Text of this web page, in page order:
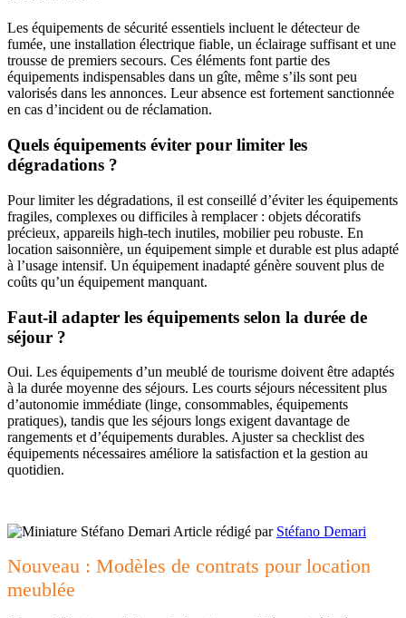
Les équipements de sécurité essentiels incluent le détecteur de
fumée, une installation électrique fiable, un éclairage suffisant et une
trousse de premiers secours. Ces éléments font partie des
équipements indispensables dans un gîte, même s’ils sont peu
valorisés dans les annonces. Leur absence est fortement sanctionnée
en cas d’incident ou de réclamation.
Quels équipements éviter pour limiter les
dégradations ?
Pour limiter les dégradations, il est conseillé d’éviter les équipements
fragiles, complexes ou difficiles à remplacer : objets décoratifs
précieux, appareils high-tech inutiles, mobilier peu robuste. En
location saisonnière, un équipement simple et durable est plus adapté
à l’usage intensif. Un équipement inadapté génère souvent plus de
coûts qu’un équipement manquant.
Faut-il adapter les équipements selon la durée de
séjour ?
Oui. Les équipements d’un meublé de tourisme doivent être adaptés
à la durée moyenne des séjours. Les courts séjours nécessitent plus
d’autonomie immédiate (linge, consommables, équipements
pratiques), tandis que les séjours longs exigent davantage de
rangements et d’équipements durables. Ajuster sa checklist des
équipements nécessaires améliore la satisfaction et la gestion au
quotidien.
Article rédigé par Stéfano Demari
Nouveau : Modèles de contrats pour location
meublée